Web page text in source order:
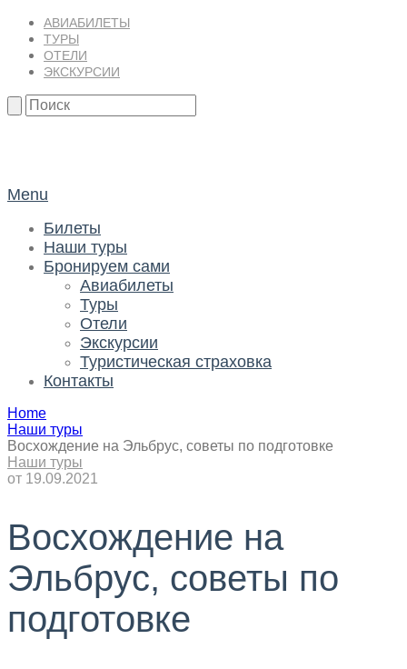
АВИАБИЛЕТЫ
ТУРЫ
ОТЕЛИ
ЭКСКУРСИИ
Menu
Билеты
Наши туры
Бронируем сами
Авиабилеты
Туры
Отели
Экскурсии
Туристическая страховка
Контакты
Home
Наши туры
Восхождение на Эльбрус, советы по подготовке
Наши туры
от 19.09.2021
Восхождение на
Эльбрус, советы по
подготовке